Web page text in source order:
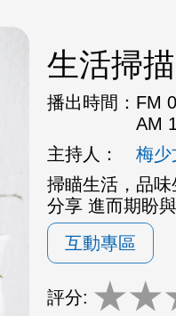
生活掃描
播出時間： FM
AM
主持人：
梅少
掃瞄生活，品
分享 進而期盼
互動專區
評分: ★★